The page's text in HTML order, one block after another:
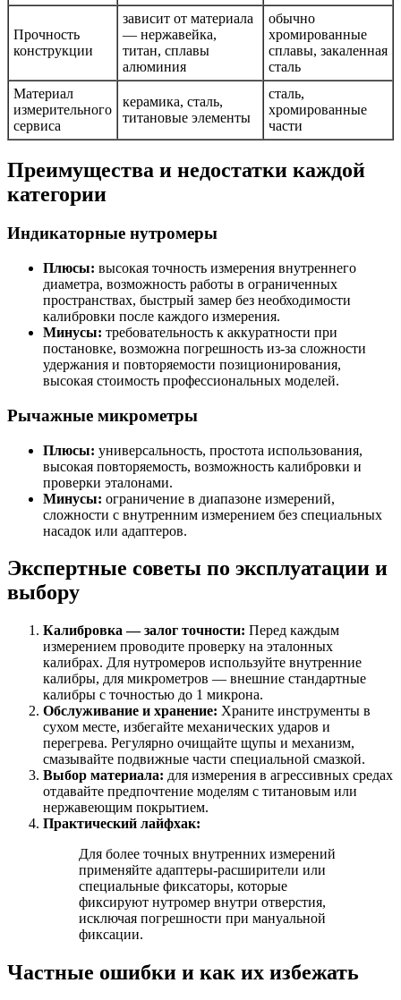
Прочность
конструкции
зависит от материала
— нержавейка,
титан, сплавы
алюминия
обычно
хромированные
сплавы, закаленная
сталь
Материал
измерительного
сервиса
керамика, сталь,
титановые элементы
сталь,
хромированные
части
Преимущества и недостатки каждой
категории
Индикаторные нутромеры
Плюсы: высокая точность измерения внутреннего
диаметра, возможность работы в ограниченных
пространствах, быстрый замер без необходимости
калибровки после каждого измерения.
Минусы: требовательность к аккуратности при
постановке, возможна погрешность из-за сложности
удержания и повторяемости позиционирования,
высокая стоимость профессиональных моделей.
Рычажные микрометры
Плюсы: универсальность, простота использования,
высокая повторяемость, возможность калибровки и
проверки эталонами.
Минусы: ограничение в диапазоне измерений,
сложности с внутренним измерением без специальных
насадок или адаптеров.
Экспертные советы по эксплуатации и
выбору
Калибровка — залог точности: Перед каждым
измерением проводите проверку на эталонных
калибрах. Для нутромеров используйте внутренние
калибры, для микрометров — внешние стандартные
калибры с точностью до 1 микрона.
Обслуживание и хранение: Храните инструменты в
сухом месте, избегайте механических ударов и
перегрева. Регулярно очищайте щупы и механизм,
смазывайте подвижные части специальной смазкой.
Выбор материала: для измерения в агрессивных средах
отдавайте предпочтение моделям с титановым или
нержавеющим покрытием.
Практический лайфхак:
Для более точных внутренних измерений
применяйте адаптеры-расширители или
специальные фиксаторы, которые
фиксируют нутромер внутри отверстия,
исключая погрешности при мануальной
фиксации.
Частные ошибки и как их избежать